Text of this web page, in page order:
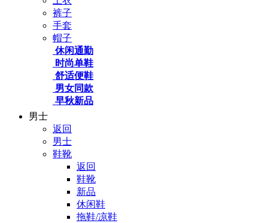
裤子
手套
帽子
休闲通勤
时尚单鞋
舒适便鞋
男女同款
早秋新品
男士
返回
男士
鞋靴
返回
鞋靴
新品
休闲鞋
拖鞋/凉鞋